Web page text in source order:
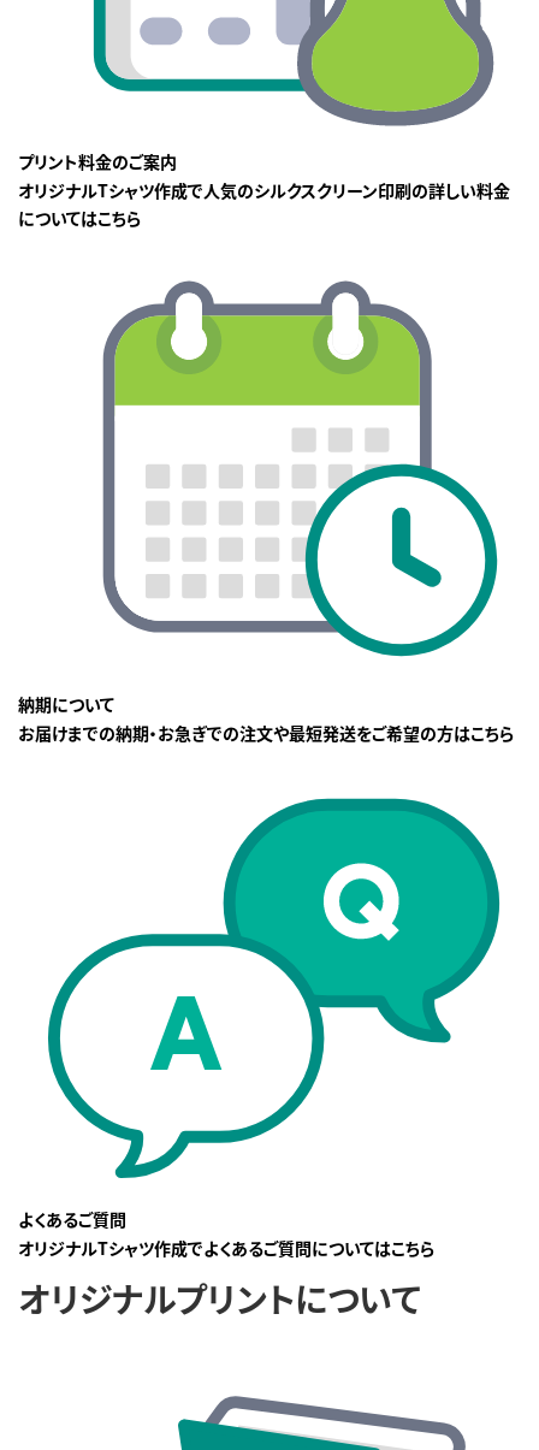
プリント料金のご案内
オリジナルTシャツ作成で人気のシルクスクリーン印刷の詳しい料金
についてはこちら
納期について
お届けまでの納期・お急ぎでの注文や最短発送をご希望の方はこちら
よくあるご質問
オリジナルTシャツ作成でよくあるご質問についてはこちら
オリジナルプリントについて